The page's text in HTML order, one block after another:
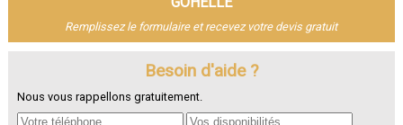
- Entreprise de rénovation à Outreau
- Entreprise de rénovation à Méricourt
Remplissez le formulaire et recevez votre devis gratuit
Besoin d'aide ?
Nous vous rappellons gratuitement.